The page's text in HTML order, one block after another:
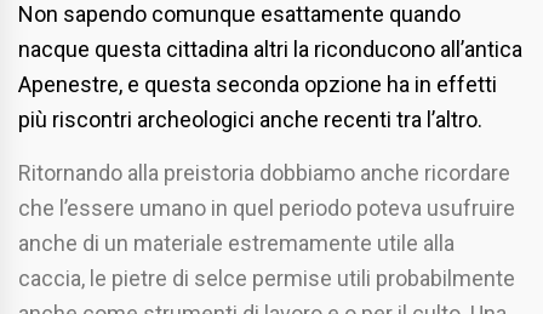
Non sapendo comunque esattamente quando
nacque questa cittadina altri la riconducono all’antica
Apenestre, e questa seconda opzione ha in effetti
più riscontri archeologici anche recenti tra l’altro.
Ritornando alla preistoria dobbiamo anche ricordare
che l’essere umano in quel periodo poteva usufruire
anche di un materiale estremamente utile alla
caccia, le pietre di selce permise utili probabilmente